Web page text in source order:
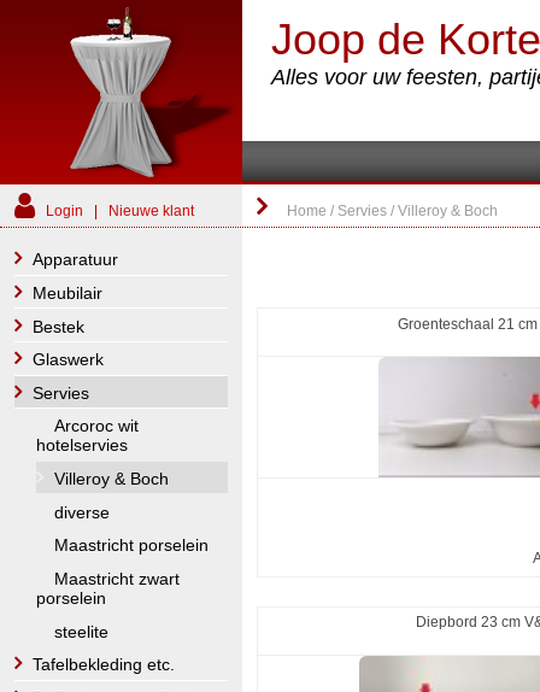
Joop de
Alles voor uw feesten,
Login Nieuwe klant Home / Servies /Villeroy & Boch
Apparatuur
Meubilair
Bestek
Glaswerk
Servies
Arcoroc wit
hotelservies
Villeroy & Boch
diverse
Maastricht porselein
Maastricht zwart
porselein
steelite
Tafelbekleding etc.
Groenteschaal 21
Diepbord 23 cm